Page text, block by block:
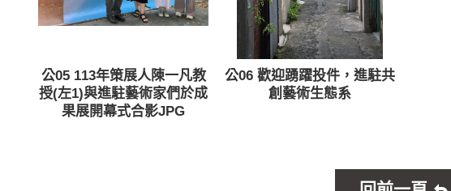
公05 113年策展人陳一凡教
授(左1)與進駐藝術家們於成
果展開幕式合影JPG
公06 歡迎踴躍投件，進駐共
創藝術生態系